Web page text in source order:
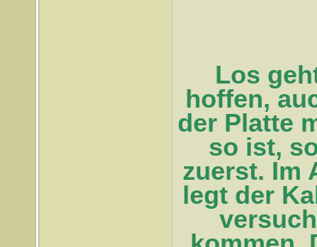
Los
hoffen,
der Platte
so ist,
zuerst. Im
legt der